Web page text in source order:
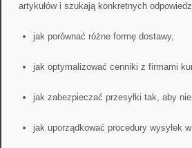
artykułów i szukają konkretnych
jak porównać różne formę dostawy,
jak optymalizować cenniki z firmami
jak zabezpieczać przesyłki tak, aby
jak uporządkować procedury wysyłek